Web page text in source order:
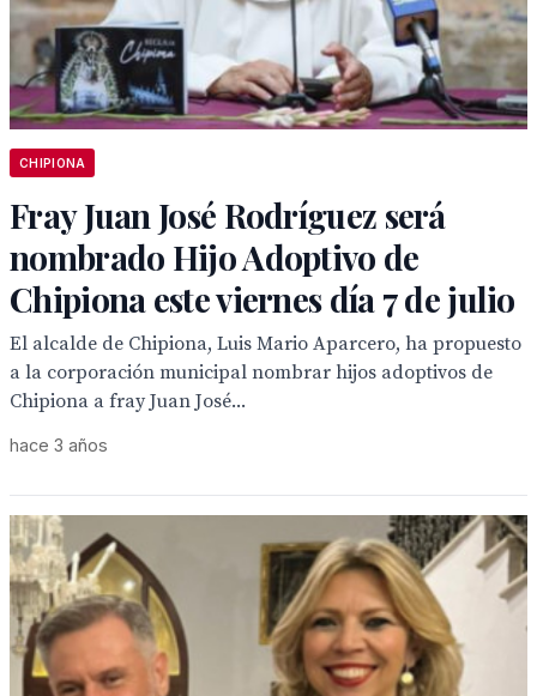
CHIPIONA
Fray Juan José Rodríguez será
nombrado Hijo Adoptivo de
Chipiona este viernes día 7 de julio
El alcalde de Chipiona, Luis Mario Aparcero, ha propuesto
a la corporación municipal nombrar hijos adoptivos de
Chipiona a fray Juan José...
hace 3 años